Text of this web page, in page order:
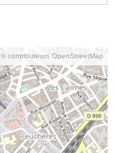
© contributeurs OpenStreetMap